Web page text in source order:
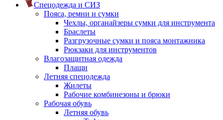
Спецодежда и СИЗ
Пояса, ремни и сумки
Чехлы, органайзеры сумки для инструмента
Браслеты
Разгрузочные сумки и пояса монтажника
Рюкзаки для инструментов
Влагозащитная одежда
Плащи
Летняя спецодежда
Жилеты
Рабочие комбинезоны и брюки
Рабочая обувь
Летняя обувь